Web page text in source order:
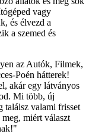
vagy
és élvezd a
a szemed és
az Autók, Filmek,
Poén hátterek!
akár egy látványos
Mi több, új
találsz valami frisset
miért választ